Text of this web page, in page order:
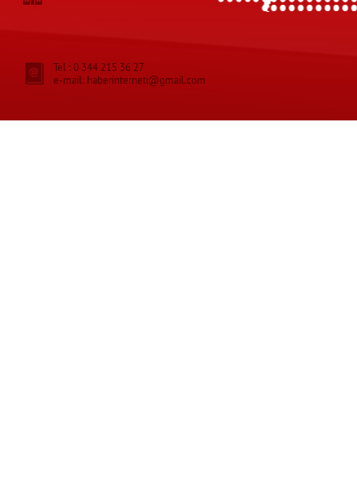
Tel : 0 344 215 36 27
e-mail: haberinterneti@gmail.com